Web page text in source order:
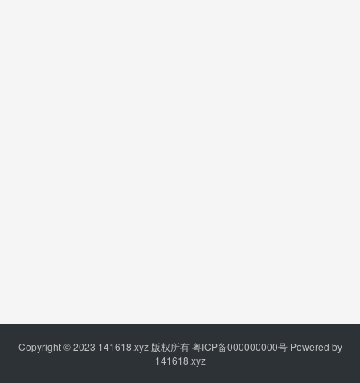
Copyright © 2023 141618.xyz版权所有粤ICP备000000000号Powered by
141618.xyz